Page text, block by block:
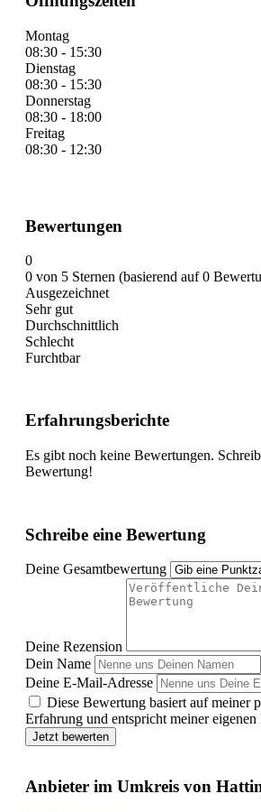
Montag
08:30 - 15:30
Dienstag
08:30 - 15:30
Donnerstag
08:30 - 18:00
Freitag
08:30 - 12:30
Bewertungen
0
0 von 5 Sternen (basierend auf 0
Ausgezeichnet
Sehr gut
Durchschnittlich
Schlecht
Furchtbar
Erfahrungsberichte
Es gibt noch keine Bewertungen.
Bewertung!
Schreibe eine Bewertung
Deine Gesamtbewertung
Deine Rezension
Dein Name
Deine E-Mail-Adresse
Diese Bewertung basiert auf meiner
Erfahrung und entspricht meiner
Jetzt bewerten
Anbieter im Umkreis von